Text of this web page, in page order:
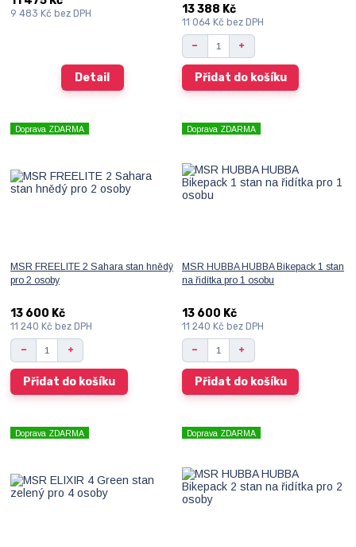
9 483 Kčbez DPH
Detail
13 388 Kč
11 064 Kč bez DPH
Přidat do košíku
Doprava ZDARMA
MSR FREELITE 2 Sahara stan hnědý
pro 2 osoby
13 600 Kč
11 240 Kčbez DPH
Přidat do košíku
Doprava ZDARMA
MSR HUBBA HUBBA Bikepack 1 stan
na řidítka pro 1 osobu
13 600 Kč
11 240 Kč bez DPH
Přidat do košíku
Doprava ZDARMA Doprava ZDARMA